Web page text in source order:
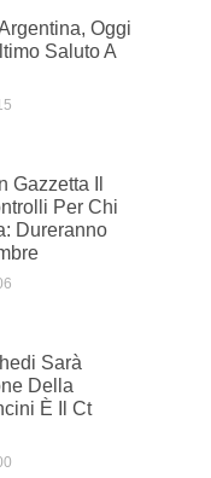
Oggi
Saluto A
Gazzetta Il
Per Chi
Dureranno
Sarà
Della
È Il Ct